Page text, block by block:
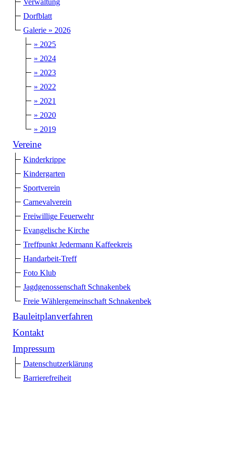
Dorfblatt
Galerie » 2026
» 2025
» 2024
» 2023
» 2022
» 2021
» 2020
» 2019
Vereine
Kinderkrippe
Kindergarten
Sportverein
Carnevalverein
Freiwillige Feuerwehr
Evangelische Kirche
Treffpunkt Jedermann Kaffeekreis
Handarbeit-Treff
Foto Klub
Jagdgenossenschaft Schnakenbek
Freie Wählergemeinschaft Schnakenbek
Bauleitplanverfahren
Kontakt
Impressum
Datenschutzerklärung
Barrierefreiheit